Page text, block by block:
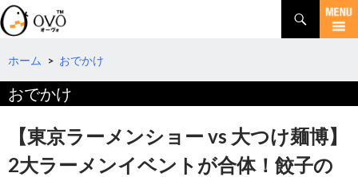
検
索
コ
テ
ツ
へ
ホーム > おでかけ
おでかけ
【東京ラーメンショー vs 大つけ麺博】
2大ラーメンイベントが合体！餃子の